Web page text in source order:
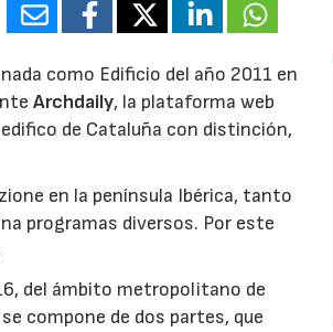
como Edificio del año 2011 en
Archdaily, la plataforma web
de Cataluña con distinción,
en la península Ibérica, tanto
programas diversos. Por este
del ámbito metropolitano de
compone de dos partes, que